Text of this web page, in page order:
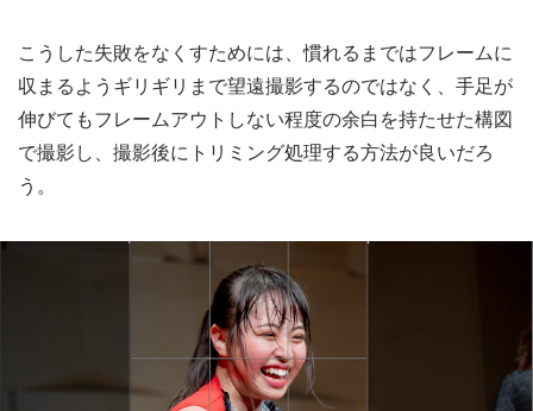
こうした失敗をなくすためには、慣れるまではフレームに
収まるようギリギリまで望遠撮影するのではなく、手足が
伸びてもフレームアウトしない程度の余白を持たせた構図
で撮影し、撮影後にトリミング処理する方法が良いだろ
う。